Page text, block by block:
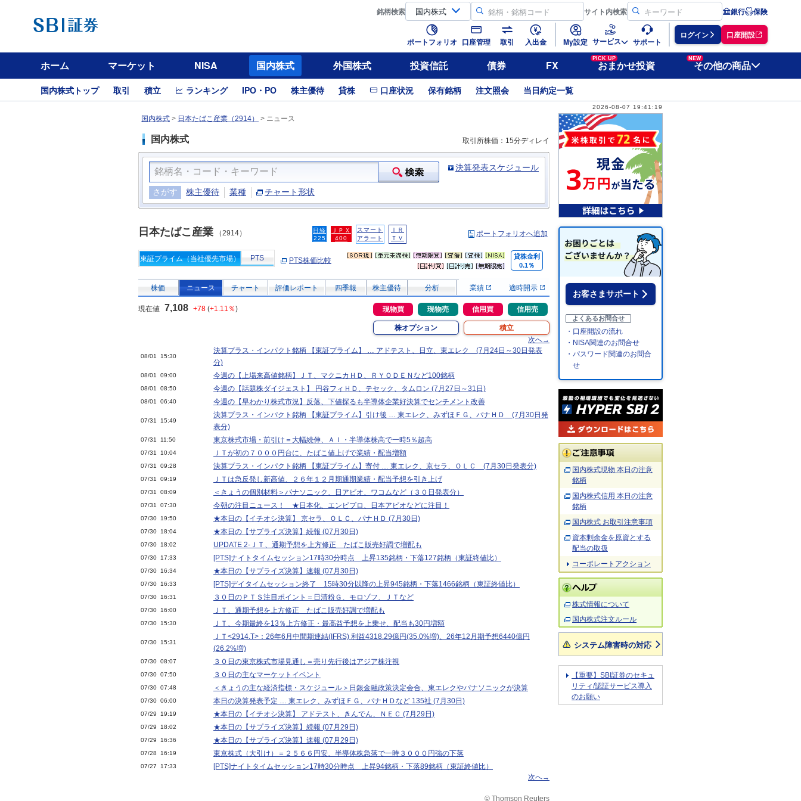
銘柄検索 サイト内検索 銀行 保険
ポートフォリオ 口座管理 取引 入出金 My設定 サービス サポート
ログイン 口座開設
ホーム マーケット NISA 国内株式 外国株式 投資信託 債券 FX
PICK UP
おまかせ投資
NEW
その他の商品
国内株式トップ 取引 積立 ランキング IPO・PO 株主優待 貸株 口座状況 保有銘柄 注文照会 当日約定一覧
2026-08-07 19:41:19
国内株式 > 日本たばこ産業（2914） > ニュース
国内株式 取引所株価：15分ディレイ
決算発表スケジュール
さがす 株主優待 業種 チャート形状
日本たばこ産業 （2914）
日経
225
ＪＰＸ
400
スマート
アラート
ＩＲ
ＴＶ
ポートフォリオへ追加
東証プライム（当社優先市場） PTS PTS株価比較
貸株金利
0.1％
株価 ニュース チャート 評価レポート 四季報 株主優待 分析 業績 適時開示
現在値 7,108 +78 (+1.11％) 現物買 現物売 信用買 信用売
株オプション
積立
次へ→
08/01 15:30
決算プラス・インパクト銘柄 【東証プライム】 … アドテスト、日立、東エレク (7月24日～30日発表
分)
08/01 09:00 今週の【上場来高値銘柄】ＪＴ、マクニカＨＤ、ＲＹＯＤＥＮなど100銘柄
08/01 08:50 今週の【話題株ダイジェスト】 円谷フィＨＤ、テセック、タムロン (7月27日～31日)
08/01 06:40 今週の【早わかり株式市況】反落、下値探るも半導体企業好決算でセンチメント改善
07/31 15:49
決算プラス・インパクト銘柄 【東証プライム】引け後 … 東エレク、みずほＦＧ、パナＨＤ (7月30日発
表分)
07/31 11:50 東京株式市場・前引け＝大幅続伸、ＡＩ・半導体株高で一時5％超高
07/31 10:04 ＪＴが初の７０００円台に、たばこ値上げで業績・配当増額
07/31 09:28 決算プラス・インパクト銘柄 【東証プライム】寄付 … 東エレク、京セラ、ＯＬＣ (7月30日発表分)
07/31 09:19 ＪＴは急反発し新高値、２６年１２月期通期業績・配当予想を引き上げ
07/31 08:09 ＜きょうの個別材料＞パナソニック、日アビオ、ワコムなど（３０日発表分）
07/31 07:30 今朝の注目ニュース！ ★日本化、エンビプロ、日本アビオなどに注目！
07/30 19:50 ★本日の【イチオシ決算】 京セラ、ＯＬＣ、パナＨＤ (7月30日)
07/30 18:04 ★本日の【サプライズ決算】続報 (07月30日)
07/30 18:02 UPDATE 2-ＪＴ、通期予想を上方修正 たばこ販売好調で増配も
07/30 17:33 [PTS]ナイトタイムセッション17時30分時点 上昇135銘柄・下落127銘柄（東証終値比）
07/30 16:34 ★本日の【サプライズ決算】速報 (07月30日)
07/30 16:33 [PTS]デイタイムセッション終了 15時30分以降の上昇945銘柄・下落1466銘柄（東証終値比）
07/30 16:31 ３０日のＰＴＳ注目ポイント＝日清粉Ｇ、モロゾフ、ＪＴなど
07/30 16:00 ＪＴ、通期予想を上方修正 たばこ販売好調で増配も
07/30 15:30 ＪＴ、今期最終を13％上方修正・最高益予想を上乗せ、配当も30円増額
07/30 15:31
ＪＴ<2914.T>：26年6月中間期連結(IFRS) 利益4318.29億円(35.0%増)、26年12月期予想6440億円
(26.2%増)
07/30 08:07 ３０日の東京株式市場見通し＝売り先行後はアジア株注視
07/30 07:50 ３０日の主なマーケットイベント
07/30 07:48 ＜きょうの主な経済指標・スケジュール＞日銀金融政策決定会合、東エレクやパナソニックが決算
07/30 06:00 本日の決算発表予定 … 東エレク、みずほＦＧ、パナＨＤなど 135社 (7月30日)
07/29 19:19 ★本日の【イチオシ決算】 アドテスト、きんでん、ＮＥＣ (7月29日)
07/29 18:02 ★本日の【サプライズ決算】続報 (07月29日)
07/29 16:36 ★本日の【サプライズ決算】速報 (07月29日)
07/28 16:19 東京株式（大引け）＝２５６６円安、半導体株急落で一時３０００円強の下落
07/27 17:33
[PTS]ナイトタイムセッション17時30分時点 上昇94銘柄・下落89銘柄（東証終値比）
次へ→
© Thomson Reuters
お客さまサポート
よくあるお問合せ
・口座開設の流れ
・NISA関連のお問合せ
・パスワード関連のお問合
せ
国内株式現物 本日の注意
銘柄
国内株式信用 本日の注意
銘柄
国内株式 お取引注意事項
資本剰余金を原資とする
配当の取扱
コーポレートアクション
株式情報について
国内株式注文ルール
システム障害時の対応
【重要】SBI証券のセキュ
リティ/認証サービス導入
のお願い